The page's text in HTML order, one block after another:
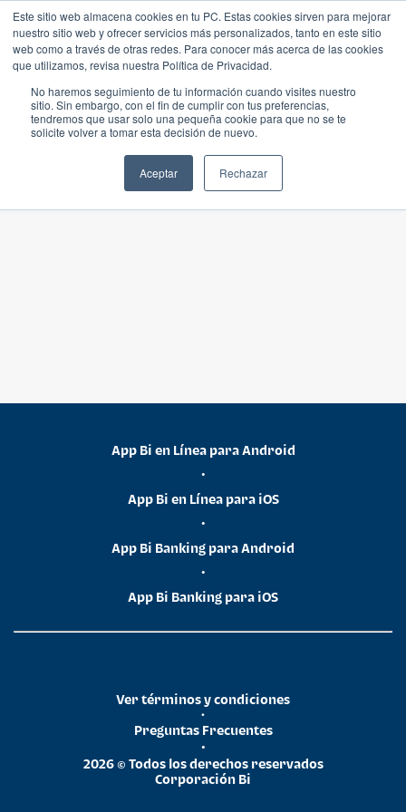
Este sitio web almacena cookies en tu PC. Estas cookies sirven para mejorar
nuestro sitio web y ofrecer servicios más personalizados, tanto en este sitio
web como a través de otras redes. Para conocer más acerca de las cookies
que utilizamos, revisa nuestra Política de Privacidad.
No haremos seguimiento de tu información cuando visites nuestro
sitio. Sin embargo, con el fin de cumplir con tus preferencias,
tendremos que usar solo una pequeña cookie para que no se te
solicite volver a tomar esta decisión de nuevo.
Aceptar Rechazar
App Bi en Línea para Android
•
App Bi en Línea para iOS
•
App Bi Banking para Android
•
App Bi Banking para iOS
2026 © Todos los derechos reservados
Corporación Bi
•
Preguntas Frecuentes
•
Ver términos y condiciones